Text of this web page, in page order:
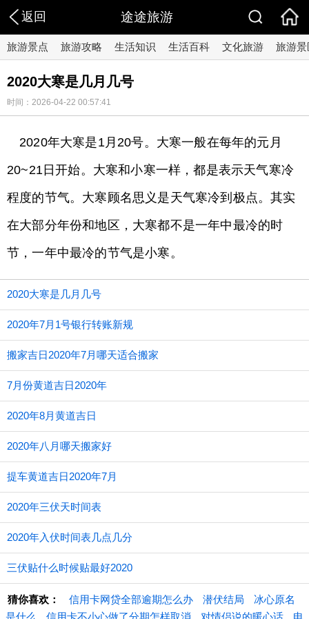
返回 途途旅游
旅游景点 旅游攻略 生活知识 生活百科 文化旅游 旅游景
2020大寒是几月几号
时间：2026-04-22 00:57:41
2020年大寒是1月20号。大寒一般在每年的元月
20~21日开始。大寒和小寒一样，都是表示天气寒冷
程度的节气。大寒顾名思义是天气寒冷到极点。其实
在大部分年份和地区，大寒都不是一年中最冷的时
节，一年中最冷的节气是小寒。
2020大寒是几月几号
2020年7月1号银行转账新规
搬家吉日2020年7月哪天适合搬家
7月份黄道吉日2020年
​2020年8月黄道吉日
2020年八月哪天搬家好
提车黄道吉日2020年7月
2020年三伏天时间表
2020年入伏时间表几点几分
三伏贴什么时候贴最好2020
猜你喜欢： 信用卡网贷全部逾期怎么办 潜伏结局
冰心原名
是什么
信用卡不小心做了分期怎样取消 对情侣说的暖心话 电